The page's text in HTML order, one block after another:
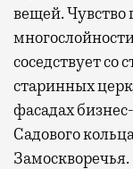
вещей. Чувство
соседствует со
старинных
фасадах
Садового
Замоскворечья.